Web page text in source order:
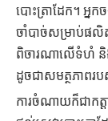
បោះត្រាដែក។ អ្នក
ចាំបាច់សម្រាប់ផលិត
ពិចារណាលើទំហំ និ
ដូចជាសមត្ថភាពរប
ការចំណាយក៏ជាកត្